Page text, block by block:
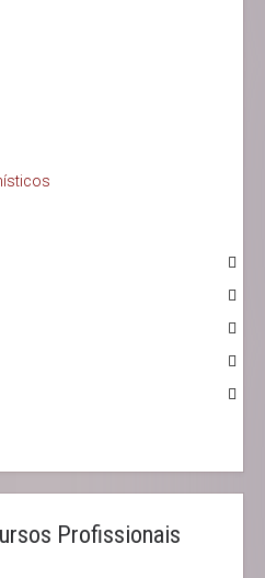
Profissionais